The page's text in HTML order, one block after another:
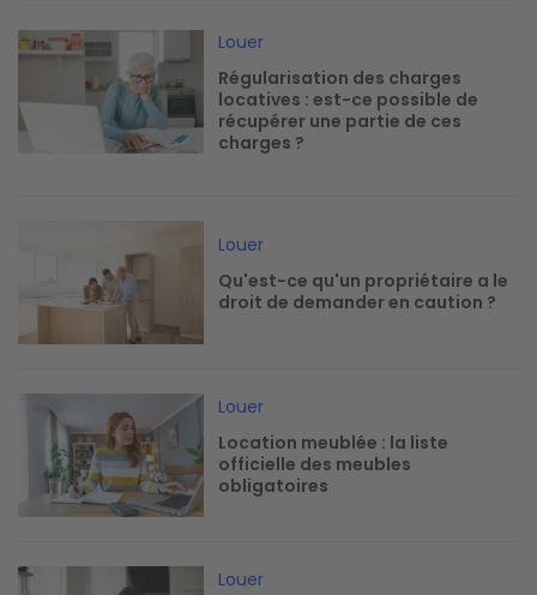
Image
Louer
Régularisation des charges
locatives : est-ce possible de
récupérer une partie de ces
charges ?
Louer
Qu'est-ce qu'un propriétaire a le
droit de demander en caution ?
Image
Louer
Location meublée : la liste
officielle des meubles
obligatoires
Image
Louer